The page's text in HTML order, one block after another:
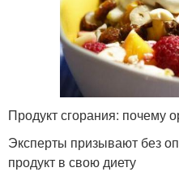
Продукт сгорания: почему
Эксперты призывают без
продукт в свою диету